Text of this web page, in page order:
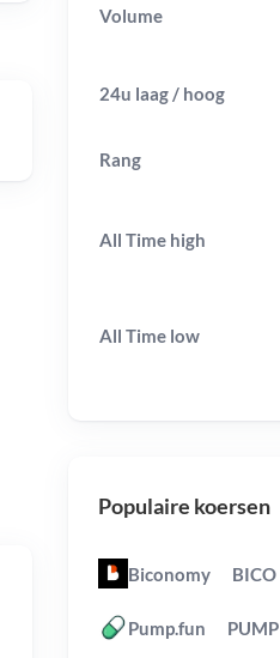
Volume
24u laag / hoog
Rang
All Time high
All Time low
Populaire koersen
Biconomy BICO
Pump.fun PUMP